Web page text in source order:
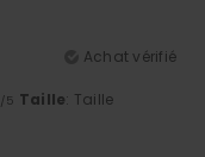
Achat vérifié
/5 Taille: Taille